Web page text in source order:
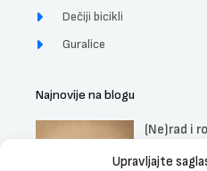
Upravljajte
Dečiji bicikli
Guralice
Najnovije na blogu
(Ne)rad i